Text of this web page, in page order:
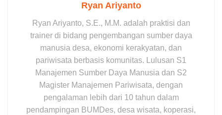
Ryan Ariyanto
Ryan Ariyanto, S.E., M.M. adalah praktisi dan
trainer di bidang pengembangan sumber daya
manusia desa, ekonomi kerakyatan, dan
pariwisata berbasis komunitas. Lulusan S1
Manajemen Sumber Daya Manusia dan S2
Magister Manajemen Pariwisata, dengan
pengalaman lebih dari 10 tahun dalam
pendampingan BUMDes, desa wisata, koperasi,